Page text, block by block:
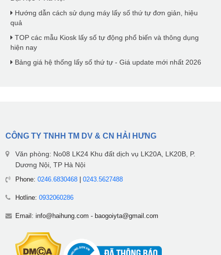
Hướng dẫn cách sử dụng máy lấy số thứ tự đơn giản, hiệu
quả
TOP các mẫu Kiosk lấy số tự động phổ biến và thông dụng
hiện nay
Bảng giá hệ thống lấy số thứ tự - Giá update mới nhất 2026
CÔNG TY TNHH TM DV & CN HẢI HƯNG
Văn phòng: No08 LK24 Khu đất dịch vụ LK20A, LK20B, P.
Dương Nội, TP Hà Nội
Phone: 0246.6830468| 0243.5627488
Hotline: 0932060286
Email: info@haihung.com - baogoiyta@gmail.com